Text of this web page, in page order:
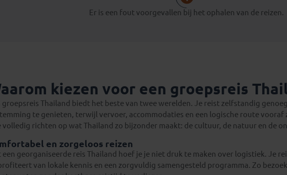
Er is een fout voorgevallen bij het ophalen van de reizen.
kiezen voor een groepsreis
groepsreis Thailand biedt het beste van twee werelden. Je reist zelfstandig
te genieten, terwijl vervoer, accommodaties en een logische route vooraf
volledig richten op wat Thailand zo bijzonder maakt: de cultuur, de natuur en de
en zorgeloos reizen
een georganiseerde reis Thailand hoef je je niet druk te maken over logistiek. Je
van lokale kennis en een zorgvuldig samengesteld programma. Zo